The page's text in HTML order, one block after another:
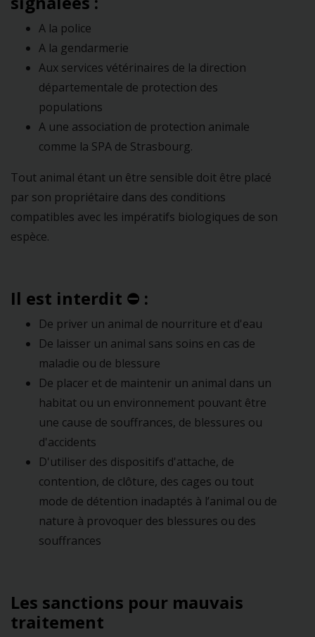
A la police
A la gendarmerie
Aux services vétérinaires de la direction
départementale de protection des
populations
A une association de protection animale
comme la SPA de Strasbourg.
Tout animal étant un être sensible doit être placé
par son propriétaire dans des conditions
compatibles avec les impératifs biologiques de son
espèce.
Il est interdit ⛔ :
De priver un animal de nourriture et d'eau
De laisser un animal sans soins en cas de
maladie ou de blessure
De placer et de maintenir un animal dans un
habitat ou un environnement pouvant être
une cause de souffrances, de blessures ou
d'accidents
D'utiliser des dispositifs d'attache, de
contention, de clôture, des cages ou tout
mode de détention inadaptés à l’animal ou de
nature à provoquer des blessures ou des
souffrances
Les sanctions pour mauvais
traitement